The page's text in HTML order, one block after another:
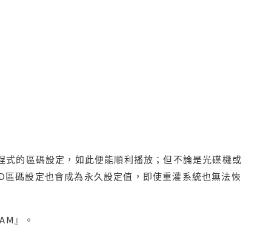
的區碼設定，如此便能順利播放；但不論是光碟機或
碼設定也會成為永久設定值，即使重灌系統也無法恢
』。